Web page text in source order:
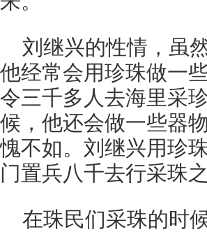
刘继兴的性情，虽
他经常会用珍珠做一
令三千多人去海里采
候，他还会做一些器
愧不如。刘继兴用珍
门置兵八千去行采珠之
在珠民们采珠的时